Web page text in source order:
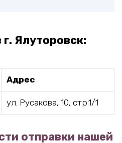
Ялуторовск:
Адрес
ул. Русакова, 10, стр.1/1
отправки нашей